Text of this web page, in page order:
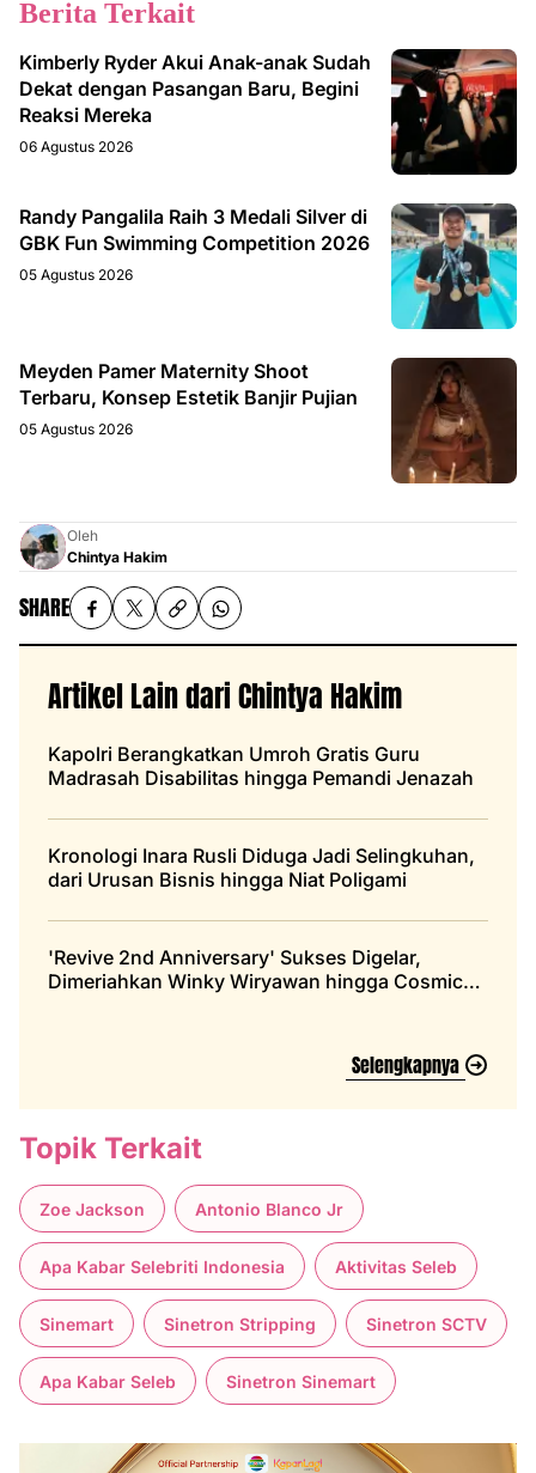
Berita Terkait
Kimberly Ryder Akui Anak-anak Sudah
Dekat dengan Pasangan Baru, Begini
Reaksi Mereka
06 Agustus 2026
Randy Pangalila Raih 3 Medali Silver di
GBK Fun Swimming Competition 2026
05 Agustus 2026
Meyden Pamer Maternity Shoot
Terbaru, Konsep Estetik Banjir Pujian
05 Agustus 2026
Oleh
Chintya Hakim
SHARE
Artikel Lain dari Chintya Hakim
Kapolri Berangkatkan Umroh Gratis Guru
Madrasah Disabilitas hingga Pemandi Jenazah
Kronologi Inara Rusli Diduga Jadi Selingkuhan,
dari Urusan Bisnis hingga Niat Poligami
'Revive 2nd Anniversary' Sukses Digelar,
Dimeriahkan Winky Wiryawan hingga Cosmic
Selengkapnya
Topik Terkait
Zoe Jackson Antonio Blanco Jr
Apa Kabar Selebriti Indonesia Aktivitas Seleb
Sinemart Sinetron Stripping Sinetron SCTV
Apa Kabar Seleb Sinetron Sinemart